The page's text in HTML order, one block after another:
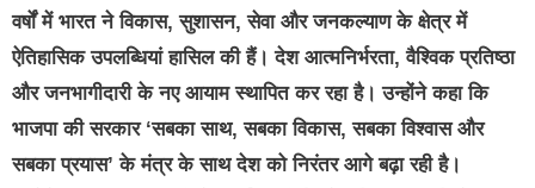
वर्षों में भारत ने विकास, सुशासन, सेवा और जनकल्याण के क्षेत्र में
ऐतिहासिक उपलब्धियां हासिल की हैं। देश आत्मनिर्भरता, वैश्विक प्रतिष्ठा
और जनभागीदारी के नए आयाम स्थापित कर रहा है। उन्होंने कहा कि
भाजपा की सरकार ‘सबका साथ, सबका विकास, सबका विश्वास और
सबका प्रयास’ के मंत्र के साथ देश को निरंतर आगे बढ़ा रही है।